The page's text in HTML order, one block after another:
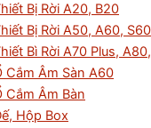
Bị Rời A20, B20
Bị Rời A50, A60, S60
Bì Rời A70 Plus,
Cắm Âm Sàn A60
Cắm Âm Bàn
Hộp Box